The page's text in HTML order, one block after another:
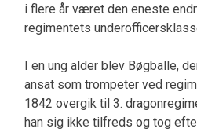
i flere år været den eneste
regimentets
I en ung alder blev Bøgballe,
ansat som trompeter ved
1842 overgik til 3.
han sig ikke tilfreds og tog